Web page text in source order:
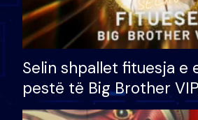
Selin shpallet fituesja e
pestë të Big Brother
çmimin e madh prej